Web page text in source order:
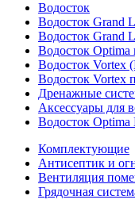
Водосток
Водосток Grand
Водосток Grand
Водосток Optima
Водосток Vortex
Водосток Vortex
Дренажные
Аксессуары для
Водосток Optima
Комплектующие
Антисептик и
Вентиляция
Грядочная